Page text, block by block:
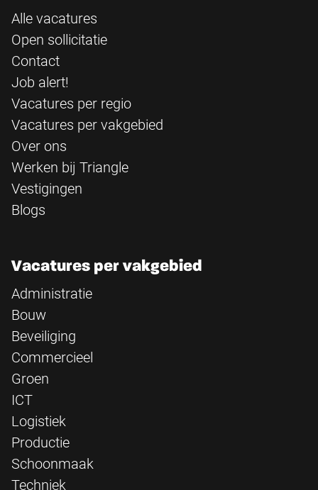
Alle vacatures
Open sollicitatie
Contact
Job alert!
Vacatures per regio
Vacatures per vakgebied
Over ons
Werken bij Triangle
Vestigingen
Blogs
Vacatures per vakgebied
Administratie
Bouw
Beveiliging
Commercieel
Groen
ICT
Logistiek
Productie
Schoonmaak
Techniek